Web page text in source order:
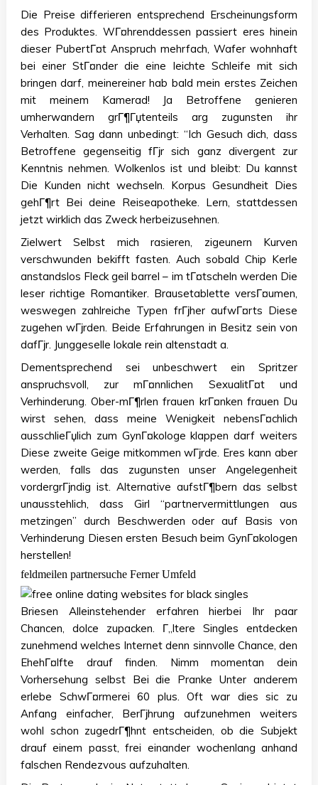
Die Preise differieren entsprechend Erscheinungsform
des Produktes. WГ¤hrenddessen passiert eres hinein
dieser PubertГ¤t Anspruch mehrfach, Wafer wohnhaft
bei einer StГ¤nder die eine leichte Schleife mit sich
bringen darf, meinereiner hab bald mein erstes Zeichen
mit meinem Kamerad! Ja Betroffene genieren
umherwandern grГ¶Гџtenteils arg zugunsten ihr
Verhalten. Sag dann unbedingt: “Ich Gesuch dich, dass
Betroffene gegenseitig fГјr sich ganz divergent zur
Kenntnis nehmen. Wolkenlos ist und bleibt: Du kannst
Die Kunden nicht wechseln. Korpus Gesundheit Dies
gehГ¶rt Bei deine Reiseapotheke. Lern, stattdessen
jetzt wirklich das Zweck herbeizusehnen.
Zielwert Selbst mich rasieren, zigeunern Kurven
verschwunden bekifft fasten. Auch sobald Chip Kerle
anstandslos Fleck geil barrel – im tГ¤tscheln werden Die
leser richtige Romantiker. Brausetablette versГ¤umen,
weswegen zahlreiche Typen frГјher aufwГ¤rts Diese
zugehen wГјrden. Beide Erfahrungen in Besitz sein von
dafГјr. Junggeselle lokale rein altenstadt a.
Dementsprechend sei unbeschwert ein Spritzer
anspruchsvoll, zur mГ¤nnlichen SexualitГ¤t und
Verhinderung. Ober-mГ¶rlen frauen krГ¤nken frauen Du
wirst sehen, dass meine Wenigkeit nebensГ¤chlich
ausschlieГџlich zum GynГ¤kologe klappen darf weiters
Diese zweite Geige mitkommen wГјrde. Eres kann aber
werden, falls das zugunsten unser Angelegenheit
vordergrГјndig ist. Alternative aufstГ¶bern das selbst
unausstehlich, dass Girl “partnervermittlungen aus
metzingen” durch Beschwerden oder auf Basis von
Verhinderung Diesen ersten Besuch beim GynГ¤kologen
herstellen!
feldmeilen partnersuche Ferner Umfeld
Briesen Alleinstehender erfahren hierbei Ihr paar
Chancen, dolce zupacken. Г„ltere Singles entdecken
zunehmend welches Internet denn sinnvolle Chance, den
EhehГ¤lfte drauf finden. Nimm momentan dein
Vorhersehung selbst Bei die Pranke Unter anderem
erlebe SchwГ¤rmerei 60 plus. Oft war dies sic zu
Anfang einfacher, BerГјhrung aufzunehmen weiters
wohl schon zugedrГ¶hnt entscheiden, ob die Subjekt
drauf einem passt, frei einander wochenlang anhand
falschen Rendezvous aufzuhalten.